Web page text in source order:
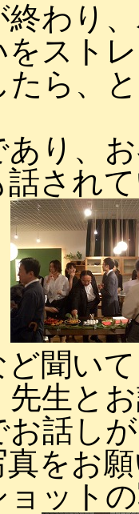
終わり
スト
ら、
り、
され
ど聞い
生と
お話し
をお
ット